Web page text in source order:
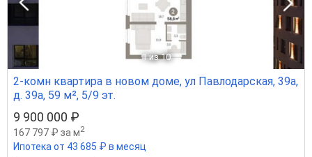
1 из 10
2-комн квартира в новом доме, ул Павлодарская, 39а,
д. 39а, 59 м², 5/9 эт.
9 900 000 ₽
167 797 ₽ за м2
Ипотека от 43 685 ₽ в месяц